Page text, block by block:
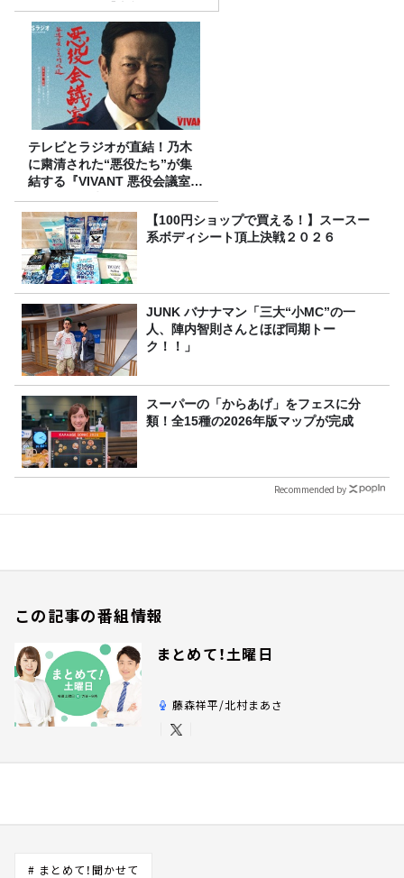
ば」』とは？【十割そば10種
食べ比べ】
テレビとラジオが直結！乃木
に粛清された“悪役たち”が集
結する『VIVANT 悪役会議室』
7/26(日)23時スタート！
【100円ショップで買える！】スースー
系ボディシート頂上決戦２０２６
JUNK バナナマン「三大“小MC”の一
人、陣内智則さんとほぼ同期トー
ク！！」
スーパーの「からあげ」をフェスに分
類！全15種の2026年版マップが完成
Recommended by
この記事の番組情報
まとめて！土曜日
藤森祥平/北村まあさ
# まとめて！聞かせて